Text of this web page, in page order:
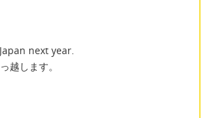
next year.
越します。